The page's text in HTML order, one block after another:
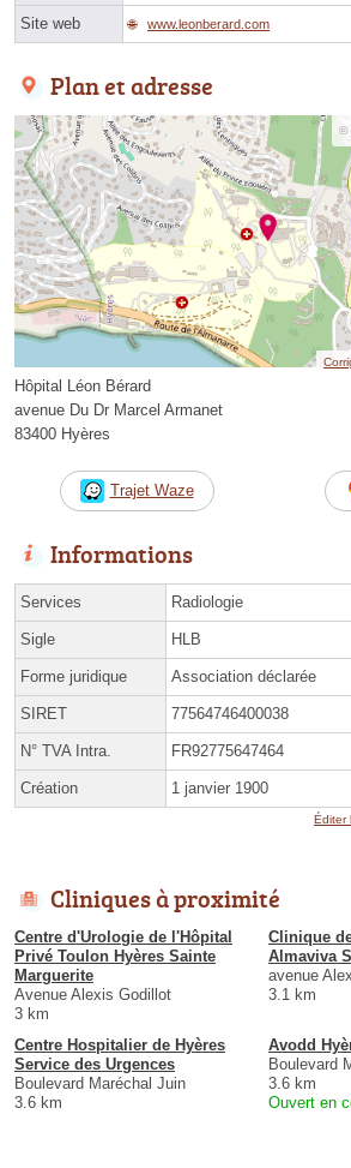
Site web www.leonberard.com
Plan et adresse
©
Hôpital Léon Bérard
avenue Du Dr Marcel Armanet
83400 Hyères
Trajet Waze
Informations
Services Radiologie
Sigle HLB
Forme juridique Association déclarée
SIRET 77564746400038
N° TVA Intra. FR92775647464
Création 1 janvier 1900
Éditer
Cliniques à proximité
Centre d'Urologie de l'Hôpital
Privé Toulon Hyères Sainte
Marguerite
Avenue Alexis Godillot
3 km
Clinique
Almaviva
avenue
3.1 km
Centre Hospitalier de Hyères
Service des Urgences
Boulevard Maréchal Juin
3.6 km
Avodd
Boulevard
3.6 km
Ouvert en